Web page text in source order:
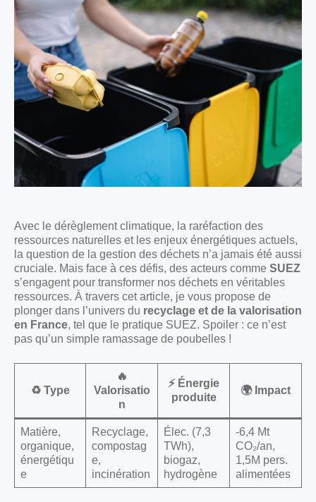
Avec le dérèglement climatique, la raréfaction des
ressources naturelles et les enjeux énergétiques actuels,
la question de la gestion des déchets n’a jamais été aussi
cruciale. Mais face à ces défis, des acteurs comme SUEZ
s’engagent pour transformer nos déchets en véritables
ressources. À travers cet article, je vous propose de
plonger dans l’univers du recyclage et de la valorisation
en France, tel que le pratique SUEZ. Spoiler : ce n’est
pas qu’un simple ramassage de poubelles !
♻️ Type
🔥
Valorisatio
n
⚡ Énergie
produite
🌍 Impact
Matière,
organique,
énergétiqu
e
Recyclage,
compostag
e,
incinération
Élec. (7,3
TWh),
biogaz,
hydrogène
-6,4 Mt
CO₂/an,
1,5M pers.
alimentées